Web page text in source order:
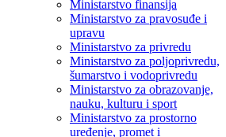
Ministarstvo finansija
Ministarstvo za pravosuđe i
upravu
Ministarstvo za privredu
Ministarstvo za poljoprivredu,
šumarstvo i vodoprivredu
Ministarstvo za obrazovanje,
nauku, kulturu i sport
Ministarstvo za prostorno
uređenje, promet i